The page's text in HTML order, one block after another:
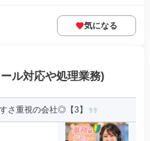
気になる
ル対応や処理業務)
さ重視の会社◎【3】